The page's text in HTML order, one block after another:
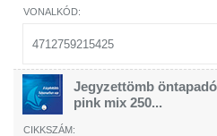
4712759215425
Jegyzettömb
pink mix 250...